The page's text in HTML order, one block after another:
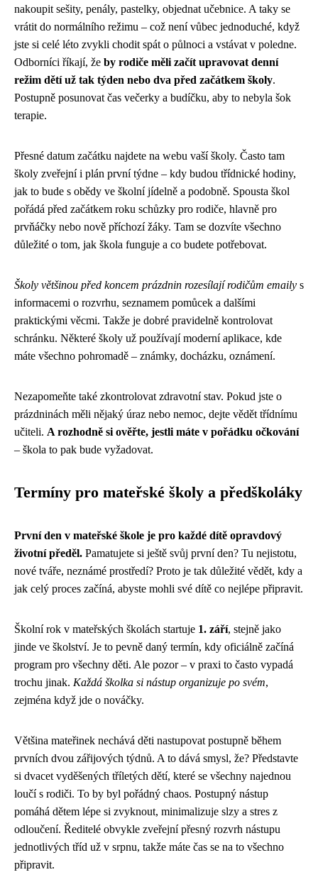
nakoupit sešity, penály, pastelky, objednat učebnice. A taky se
vrátit do normálního režimu – což není vůbec jednoduché, když
jste si celé léto zvykli chodit spát o půlnoci a vstávat v poledne.
Odborníci říkají, že by rodiče měli začít upravovat denní
režim dětí už tak týden nebo dva před začátkem školy.
Postupně posunovat čas večerky a budíčku, aby to nebyla šok
terapie.
Přesné datum začátku najdete na webu vaší školy. Často tam
školy zveřejní i plán první týdne – kdy budou třídnické hodiny,
jak to bude s obědy ve školní jídelně a podobně. Spousta škol
pořádá před začátkem roku schůzky pro rodiče, hlavně pro
prvňáčky nebo nově příchozí žáky. Tam se dozvíte všechno
důležité o tom, jak škola funguje a co budete potřebovat.
Školy většinou před koncem prázdnin rozesílají rodičům emaily s
informacemi o rozvrhu, seznamem pomůcek a dalšími
praktickými věcmi. Takže je dobré pravidelně kontrolovat
schránku. Některé školy už používají moderní aplikace, kde
máte všechno pohromadě – známky, docházku, oznámení.
Nezapomeňte také zkontrolovat zdravotní stav. Pokud jste o
prázdninách měli nějaký úraz nebo nemoc, dejte vědět třídnímu
učiteli. A rozhodně si ověřte, jestli máte v pořádku očkování
– škola to pak bude vyžadovat.
Termíny pro mateřské školy a předškoláky
První den v mateřské škole je pro každé dítě opravdový
životní předěl. Pamatujete si ještě svůj první den? Tu nejistotu,
nové tváře, neznámé prostředí? Proto je tak důležité vědět, kdy a
jak celý proces začíná, abyste mohli své dítě co nejlépe připravit.
Školní rok v mateřských školách startuje 1. září, stejně jako
jinde ve školství. Je to pevně daný termín, kdy oficiálně začíná
program pro všechny děti. Ale pozor – v praxi to často vypadá
trochu jinak. Každá školka si nástup organizuje po svém,
zejména když jde o nováčky.
Většina mateřinek nechává děti nastupovat postupně během
prvních dvou zářijových týdnů. A to dává smysl, že? Představte
si dvacet vyděšených tříletých dětí, které se všechny najednou
loučí s rodiči. To by byl pořádný chaos. Postupný nástup
pomáhá dětem lépe si zvyknout, minimalizuje slzy a stres z
odloučení. Ředitelé obvykle zveřejní přesný rozvrh nástupu
jednotlivých tříd už v srpnu, takže máte čas se na to všechno
připravit.